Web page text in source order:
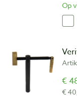
Op
€
€